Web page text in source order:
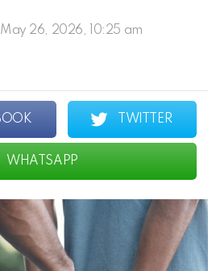
May 26, 2026, 10:25 am
TWITTER
WHATSAPP